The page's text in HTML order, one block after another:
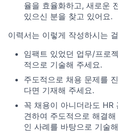
율을 효율화하고, 새로운
있으신 분을 찾고 있어요.
이력서는 이렇게 작성하시는
임팩트 있었던 업무/프로
적으로 기술해 주세요.
주도적으로 채용 문제를
다면 기재해 주세요.
꼭 채용이 아니더라도 HR
견하여 주도적으로 해결
인 사례를 바탕으로 기술